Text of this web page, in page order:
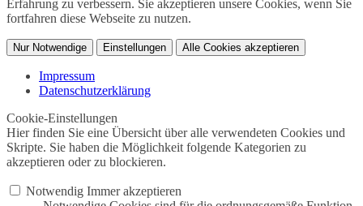
Erfahrung zu verbessern. Sie akzeptieren unsere Cookies, wenn Sie
fortfahren diese Webseite zu nutzen.
Nur Notwendige Einstellungen Alle Cookies akzeptieren
Impressum
Datenschutzerklärung
Cookie-Einstellungen
Hier finden Sie eine Übersicht über alle verwendeten Cookies und
Skripte. Sie haben die Möglichkeit folgende Kategorien zu
akzeptieren oder zu blockieren.
Notwendig Immer akzeptieren